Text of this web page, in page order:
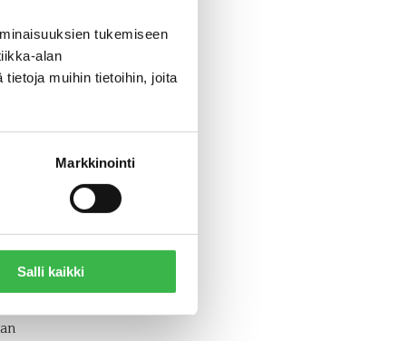
tukemiseen
alan
muihin tietoihin, joita
Markkinointi
Salli kaikki
ydin:
vielä